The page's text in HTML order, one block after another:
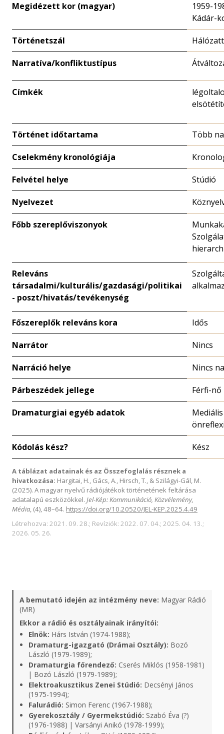
Megidézett kor (magyar)
1959-
Kádár-
Történetszál
Narratíva/konfliktustípus
Címkék
Történet időtartama Több
Cselekmény kronológiája
Felvétel helye Stúdió
Nyelvezet
Főbb szereplőviszonyok
Releváns
társadalmi/kulturális/gazdasági/politikai
- poszt/hivatás/tevékenység
Főszereplők releváns kora Idős
Narrátor Nincs
Narráció helye Nincs
Párbeszédek jellege Férfi-nő
Dramaturgiai egyéb adatok
Mediális
Kódolás kész? Kész
A táblázat adatainak és az Összefoglalás résznek a
hivatkozása: Hargitai, H., Gács, A., Hirsch, T., & Szilágyi-Gál, M.
(2025). A magyar nyelvű rádiójátékok történetének feltárása
adatalapú eszközökkel. Jel-Kép: Kommunikáció, Közvélemény,
Média, (4), 48–64. https://doi.org/10.20520/JEL-KEP.2025.4.49
Létrehozva: 2021. 09. 28.; Revíziók: 2022. 07. 04.; 2025. 04. 13.;
2026. 05. 26.
A bemutató idején az intézmény neve: Magyar Rádió
(MR)
Ekkor a rádió és osztályainak irányítói:
Elnök: Hárs István (1974-1988);
Dramaturg-igazgató (Drámai Osztály): Bozó
László (1979-1989);
Dramaturgia főrendező: Cserés Miklós (1958-1981)
| Bozó László (1979-1989);
Elektroakusztikus Zenei Stúdió: Decsényi János
(1975-1994);
Falurádió: Simon Ferenc (1967-1988);
Gyerekosztály / Gyermekstúdió: Szabó Éva (?)
(1976-1988) | Varsányi Anikó (1978-1999);